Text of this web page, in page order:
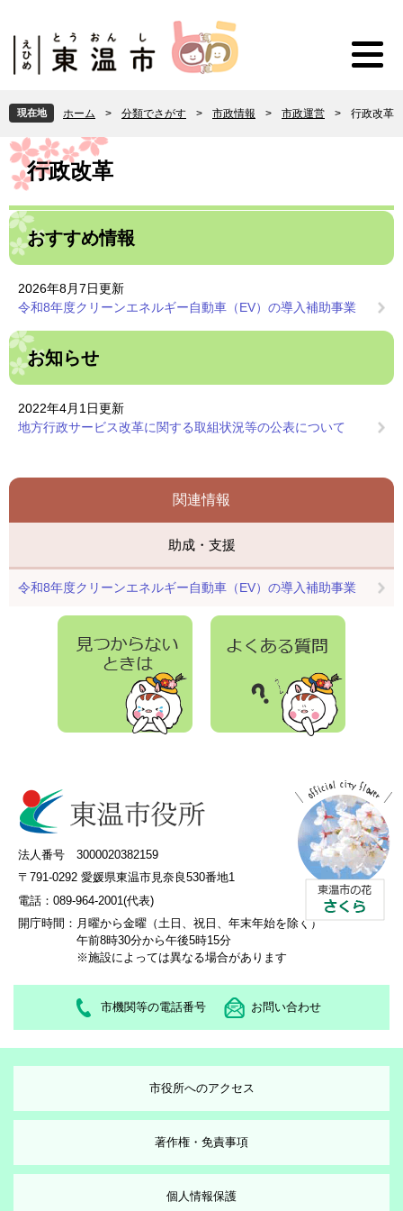
頭
で
す
。
飛
ば
し
て
本
へ
現在地 ホーム > 分類でさがす > 市政情報 > 市政運営 > 行政改革
本
文 行政改革
おすすめ情報
2026年8月7日更新
令和8年度クリーンエネルギー自動車（EV）の導入補助事業
お知らせ
2022年4月1日更新
地方行政サービス改革に関する取組状況等の公表について
関連情報
助成・支援
令和8年度クリーンエネルギー自動車（EV）の導入補助事業
法人番号 3000020382159
〒791-0292 愛媛県東温市見奈良530番地1
電話：089-964-2001(代表)
開庁時間： 月曜から金曜（土日、祝日、年末年始を除く）
午前8時30分から午後5時15分
※施設によっては異なる場合があります
市機関等の電話番号 お問い合わせ
市役所へのアクセス
著作権・免責事項
個人情報保護